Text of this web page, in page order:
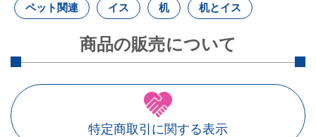
ペット関連 イス 机 机とイス
商品の販売について
特定商取引に関する表示